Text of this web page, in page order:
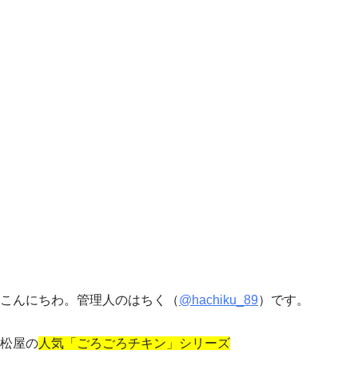
こんにちわ。管理人のはちく（@hachiku_89）です。
松屋の人気「ごろごろチキン」シリーズ